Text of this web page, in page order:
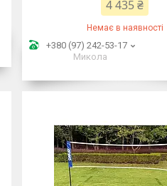
4 435 ₴
Немає в наявності
+380 (97) 242-53-17
Микола